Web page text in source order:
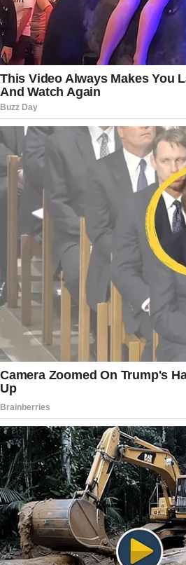
segue para análise do
Caberá ao órgão decidir se
diligências ou se apresenta
Justiça. Esse é o momento
investigação pode avançar
ação penal.
O episódio aumenta a
públicos e mecanismos de
envolvendo obras federais,
um período em que o
e uso de recursos públicos
no cenário político brasileiro.
investigados aguardam
autos para definir as
e apresentar suas defesas